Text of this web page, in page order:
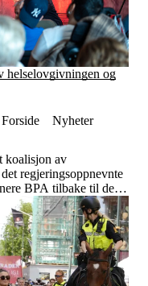
helselovgivningen og
Forside
Nyheter
koalisjon av
regjeringsoppnevnte
BPA tilbake til det
– og flytte ansvaret